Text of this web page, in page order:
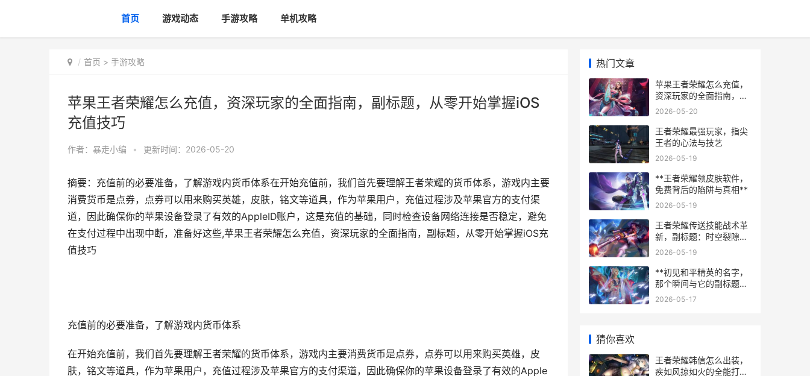
首页 游戏动态 手游攻略 单机攻略
首页 > 手游攻略
苹果王者荣耀怎么充值，资深玩家的全面指南，副标题，从零开始掌握iOS
充值技巧
作者： 暴走小编 • 更新时间：2026-05-20
摘要：充值前的必要准备，了解游戏内货币体系在开始充值前，我们首先要理解王者荣耀的货币体系，游戏内主要
消费货币是点券，点券可以用来购买英雄，皮肤，铭文等道具，作为苹果用户，充值过程涉及苹果官方的支付渠
道，因此确保你的苹果设备登录了有效的AppleID账户，这是充值的基础，同时检查设备网络连接是否稳定，避免
在支付过程中出现中断，准备好这些,苹果王者荣耀怎么充值，资深玩家的全面指南，副标题，从零开始掌握iOS充
值技巧
充值前的必要准备，了解游戏内货币体系
在开始充值前，我们首先要理解王者荣耀的货币体系，游戏内主要消费货币是点券，点券可以用来购买英雄，皮
肤，铭文等道具，作为苹果用户，充值过程涉及苹果官方的支付渠道，因此确保你的苹果设备登录了有效的Apple
热门文章
苹果王者荣耀怎么充值，
资深玩家的全面指南，副
标题，从零开始掌握iOS
2026-05-20
王者荣耀最强玩家，指尖
王者的心法与技艺
2026-05-19
**王者荣耀领皮肤软件，
免费背后的陷阱与真相**
2026-05-19
王者荣耀传送技能战术革
新，副标题：时空裂隙中
的胜负手
2026-05-19
**初见和平精英的名字，
那个瞬间与它的副标题，
战地少女的意外邂逅**
2026-05-17
猜你喜欢
王者荣耀韩信怎么出装，
疾如风掠如火的全能打法